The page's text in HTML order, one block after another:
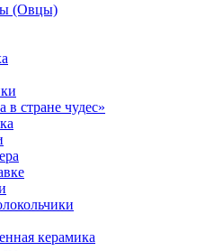
(Овцы)
стране чудес»
керамика